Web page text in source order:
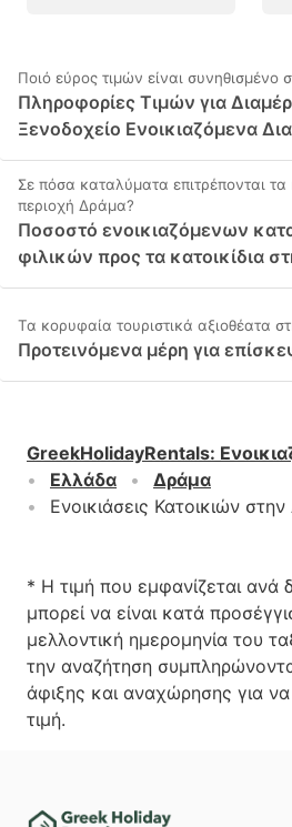
Ποιό εύρος τιμών είναι συνηθισμένο
Πληροφορίες Τιμών για
Ξενοδοχείο Ενοικιαζόμενα
Σε πόσα καταλύματα επιτρέπονται τα
περιοχή Δράμα?
Ποσοστό ενοικιαζόμενων
φιλικών προς τα κατοικίδια
Τα κορυφαία τουριστικά αξιοθέατα
Προτεινόμενα μέρη για
GreekHolidayRentals:
Ελλάδα
Δράμα
Ενοικιάσεις Κατοικιών
* Η τιμή που εμφανίζεται ανά
μπορεί να είναι κατά
μελλοντική ημερομηνία του
την αναζήτηση
άφιξης και αναχώρησης για
τιμή.